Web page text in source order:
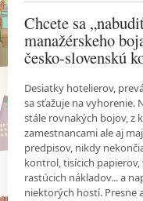
Chcete sa
manažérskeho
česko-slovenskú
Desiatky hotelierov,
sa sťažuje na vyhorenie.
stále rovnakých bojov, z
zamestnancami ale aj
predpisov, nikdy
kontrol, tisícich
rastúcich nákladov... a
niektorých hostí. Presne